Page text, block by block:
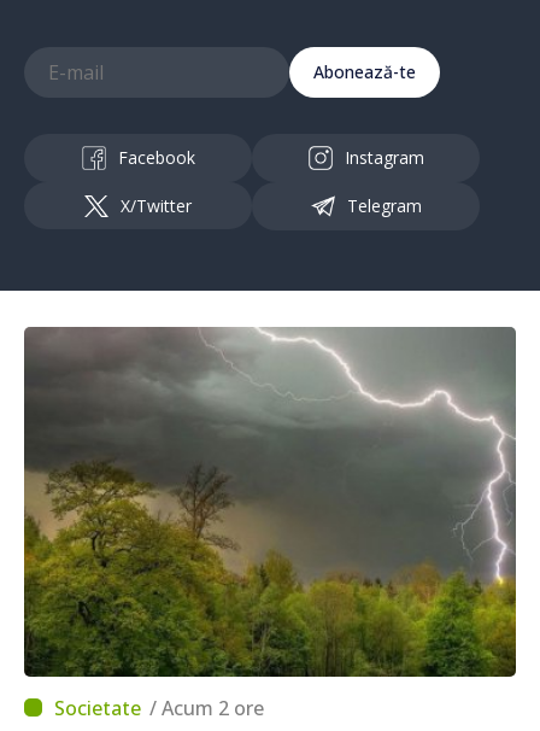
Abonează-te
Facebook Instagram
X/Twitter Telegram
/ Acum 2 ore